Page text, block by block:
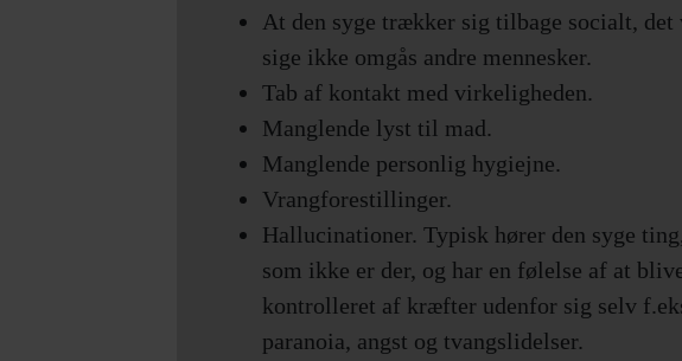
At den syge trækker sig tilbage socialt, det
sige ikke omgås andre mennesker.
Tab af kontakt med virkeligheden.
Manglende lyst til mad.
Manglende personlig hygiejne.
Vrangforestillinger.
Hallucinationer. Typisk hører den syge ting,
som ikke er der, og har en følelse af at
kontrolleret af kræfter udenfor sig selv
paranoia, angst og tvangslidelser.